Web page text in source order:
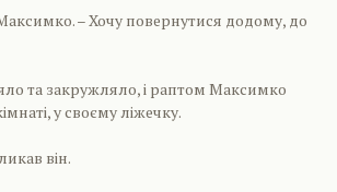
– Хочу повернутися додому, до
та закружляло, і раптом Максимко
у своєму ліжечку.
він.